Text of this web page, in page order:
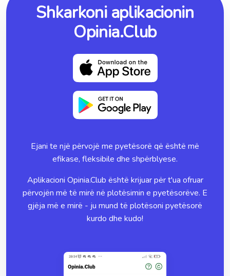
Shkarkoni aplikacionin
Opinia.Club
Ejani te një përvojë me pyetësorë që është më
efikase, fleksibile dhe shpërblyese.
Aplikacioni Opinia.Club është krijuar për t'ua ofruar
përvojën më të mirë në plotësimin e pyetësorëve. E
gjëja më e mirë - ju mund të plotësoni pyetësorë
kurdo dhe kudo!